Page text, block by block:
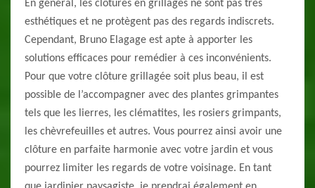
En général, les clôtures en grillages ne sont pas très
esthétiques et ne protègent pas des regards indiscrets.
Cependant, Bruno Elagage est apte à apporter les
solutions efficaces pour remédier à ces inconvénients.
Pour que votre clôture grillagée soit plus beau, il est
possible de l’accompagner avec des plantes grimpantes
tels que les lierres, les clématites, les rosiers grimpants,
les chèvrefeuilles et autres. Vous pourrez ainsi avoir une
clôture en parfaite harmonie avec votre jardin et vous
pourrez limiter les regards de votre voisinage. En tant